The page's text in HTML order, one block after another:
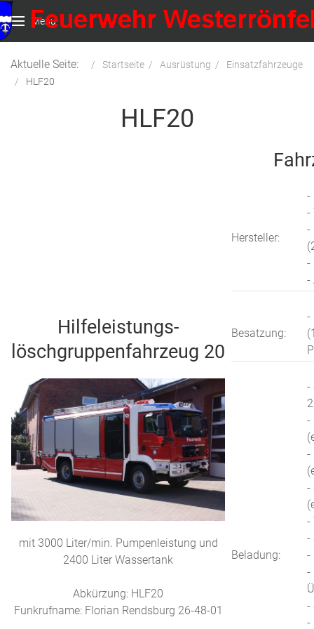
Menu
Aktuelle Seite: Startseite Ausrüstung
Einsatzfahrzeuge
HLF20
HLF20
Hilfeleistungs-
löschgruppenfahrzeug 20
mit 3000 Liter/min. Pumpenleistung und
2400 Liter Wassertank
Abkürzung: HLF20
Funkrufname: Florian Rendsburg 26-48-01
Hersteller:
-
-
-
-
-
Besatzung:
-
Beladung:
-
-
-
-
-
-
-
-
-
-